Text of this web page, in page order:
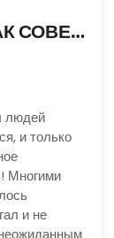
ЯБЛОКО НА ГОЛОВУ ИЛИ КАК СОВЕРШАЛИСЬ ВЕЛИКИЕ И МАЛЕНЬКИЕ ОТКРЫТИЯ
людей
и только
Многими
и не